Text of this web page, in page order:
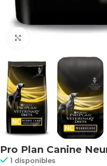
Pro Plan Canine
1 disponibles